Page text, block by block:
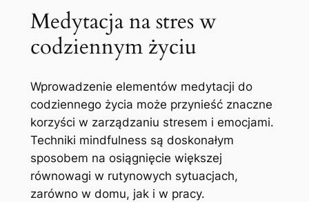
Medytacja na stres w
codziennym życiu
Wprowadzenie elementów medytacji do
codziennego życia może przynieść znaczne
korzyści w zarządzaniu stresem i emocjami.
Techniki mindfulness są doskonałym
sposobem na osiągnięcie większej
równowagi w rutynowych sytuacjach,
zarówno w domu, jak i w pracy.